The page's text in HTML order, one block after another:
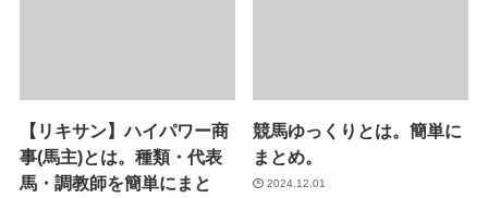
【リキサン】ハイパワー商
事(馬主)とは。種類・代表
馬・調教師を簡単にまと
競馬ゆっくりとは。簡単に
まとめ。
2024.12.01